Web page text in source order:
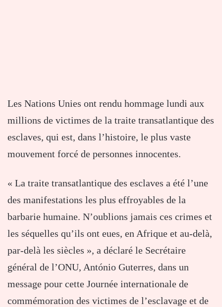
Les Nations Unies ont rendu hommage lundi aux
millions de victimes de la traite transatlantique des
esclaves, qui est, dans l’histoire, le plus vaste
mouvement forcé de personnes innocentes.
« La traite transatlantique des esclaves a été l’une
des manifestations les plus effroyables de la
barbarie humaine. N’oublions jamais ces crimes et
les séquelles qu’ils ont eues, en Afrique et au-delà,
par-delà les siècles », a déclaré le Secrétaire
général de l’ONU, António Guterres, dans un
message pour cette Journée internationale de
commémoration des victimes de l’esclavage et de